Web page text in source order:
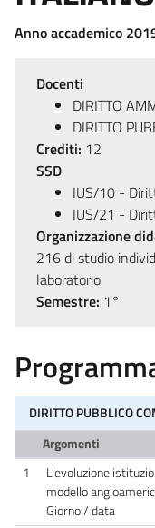
Anno accademico
Docenti
DIRITTO
DIRITTO
Crediti: 12
SSD
IUS/10 -
IUS/21 -
Organizzazione
216 di studio
laboratorio
Semestre: 1°
DIRITTO PUBBLICO
Argomenti
1
L’evoluzione
modello
Giorno / data